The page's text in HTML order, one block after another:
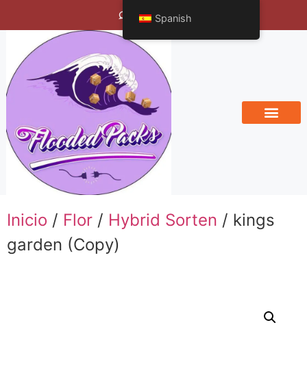
Bengals Vineyard
Inicio / Flor / Hybrid Sorten / kings
garden (Copy)
Spanish